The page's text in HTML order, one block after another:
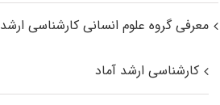
معرفی گروه علوم انسانی کارشناسی ارشد
کارشناسی ارشد آماد